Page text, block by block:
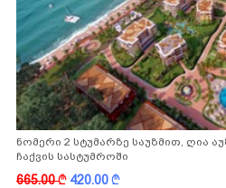
ნომერი 2 სტუმარზე საუზმით, ღია
ჩაქვის სასტუმროში
665.00k 420.00k